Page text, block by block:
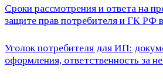
Сроки рассмотрения и ответа на
защите прав потребителя и ГК РФ
Уголок потребителя для ИП:
оформления, ответственность за